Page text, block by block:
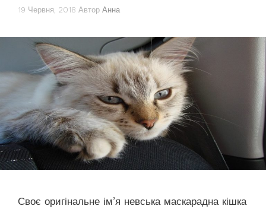
19 Червня, 2018 Автор Анна
Своє оригінальне ім’я невська маскарадна кішка